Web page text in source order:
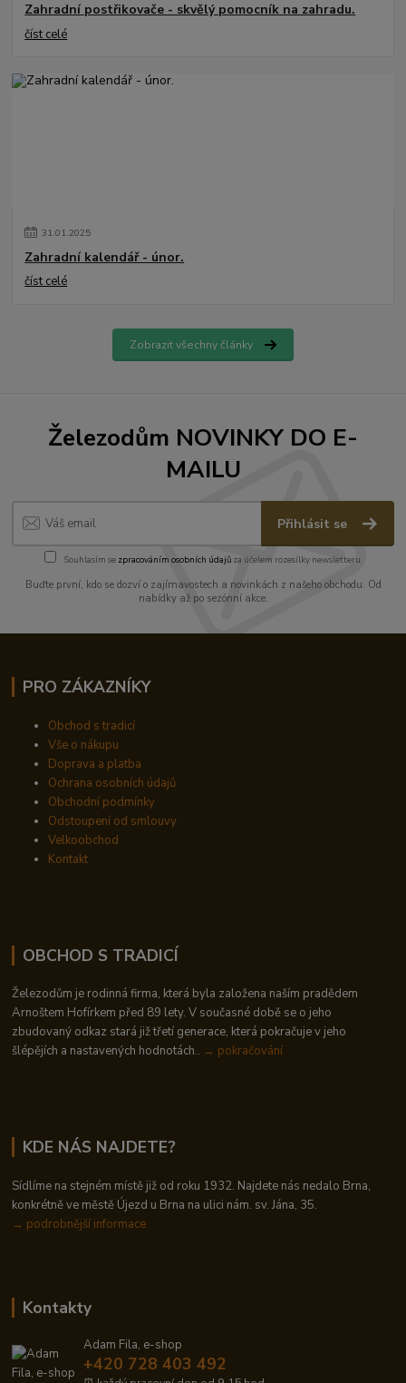
Zahradní postřikovače - skvělý pomocník na zahradu.
číst celé
31.01.2025
Zahradní kalendář - únor.
číst celé
Zobrazit všechny články
Železodům NOVINKY DO E-
MAILU
Přihlásit se
Souhlasím se zpracováním osobních údajůza účelem rozesílky newsletteru.
Buďte první, kdo se dozví o zajímavostech a novinkách z našeho obchodu. Od
nabídky až po sezónní akce.
PRO ZÁKAZNÍKY
Obchod s tradicí
Vše o nákupu
Doprava a platba
Ochrana osobních údajů
Obchodní podmínky
Odstoupení od smlouvy
Velkoobchod
Kontakt
OBCHOD S TRADICÍ
Železodům je rodinná firma, která byla založena naším pradědem
Arnoštem Hofírkem před 89 lety. V současné době se o jeho
zbudovaný odkaz stará již třetí generace, která pokračuje v jeho
šlépějích a nastavených hodnotách.. → pokračování
KDE NÁS NAJDETE?
Sídlíme na stejném místě již od roku 1932. Najdete nás nedalo Brna,
konkrétně ve městě Újezd u Brna na ulici nám. sv. Jána, 35.
→ podrobnější informace
Kontakty
Adam Fila, e-shop
+420 728 403 492